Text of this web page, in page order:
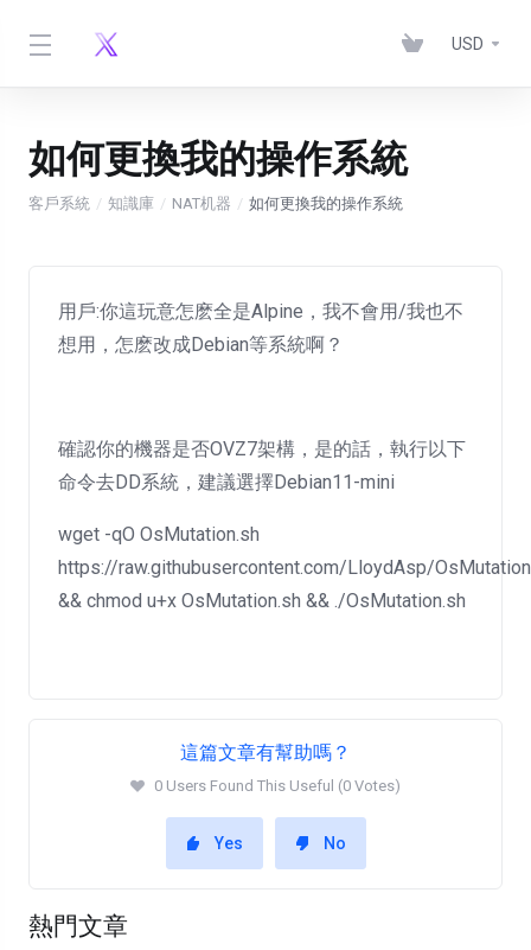
USD
如何更換我的操作系統
客戶系統 知識庫 NAT机器 如何更換我的操作系統
用戶:你這玩意怎麽全是Alpine，我不會用/我也不
想用，怎麽改成Debian等系統啊？
確認你的機器是否OVZ7架構，是的話，執行以下
命令去DD系統，建議選擇Debian11-mini
wget -qO OsMutation.sh
https://raw.githubusercontent.com/LloydAsp/
&& chmod u+x OsMutation.sh && ./OsMutation.sh
這篇文章有幫助嗎？
0 Users Found This Useful (0 Votes)
Yes No
熱門文章